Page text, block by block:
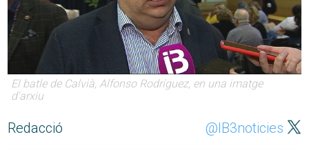
El batle de Calvià, Alfonso Rodríguez, en una imatge
d'arxiu
Redacció @IB3noticies